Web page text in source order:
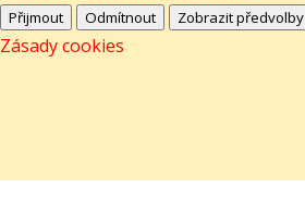
Přijmout Odmítnout Zobrazit předvolby
Zásady cookies